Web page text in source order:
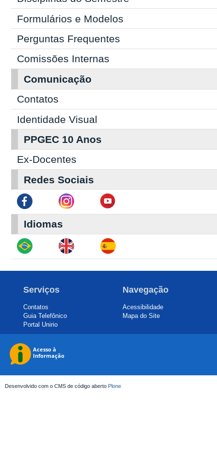
Formulários e Modelos
Perguntas Frequentes
Comissões Internas
Comunicação
Contatos
Identidade Visual
PPGEC 10 Anos
Ex-Docentes
Redes Sociais
Idiomas
Serviços
Contatos
Guia Telefônico
Portal Unirio
Navegação
Acessibilidade
Mapa do Site
Desenvolvido com o CMS de código aberto Plone